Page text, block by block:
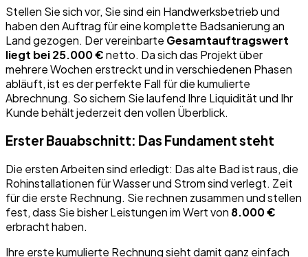
Stellen Sie sich vor, Sie sind ein Handwerksbetrieb und
haben den Auftrag für eine komplette Badsanierung an
Land gezogen. Der vereinbarte Gesamtauftragswert
liegt bei 25.000 €netto. Da sich das Projekt über
mehrere Wochen erstreckt und in verschiedenen Phasen
abläuft, ist es der perfekte Fall für die kumulierte
Abrechnung. So sichern Sie laufend Ihre Liquidität und Ihr
Kunde behält jederzeit den vollen Überblick.
Erster Bauabschnitt: Das Fundament steht
Die ersten Arbeiten sind erledigt: Das alte Bad ist raus, die
Rohinstallationen für Wasser und Strom sind verlegt. Zeit
für die erste Rechnung. Sie rechnen zusammen und stellen
fest, dass Sie bisher Leistungen im Wert von 8.000 €
erbracht haben.
Ihre erste kumulierte Rechnung sieht damit ganz einfach